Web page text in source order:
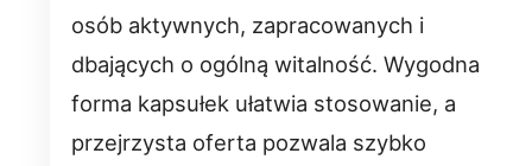
osób aktywnych, zapracowanych i
dbających o ogólną witalność. Wygodna
forma kapsułek ułatwia stosowanie, a
przejrzysta oferta pozwala szybko